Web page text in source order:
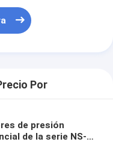
Por
de presión
de la serie NS-